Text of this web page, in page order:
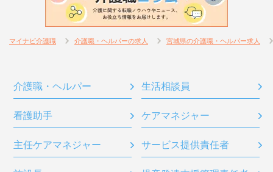
マイナビ介護職 介護職・ヘルパーの求人 宮城県の介護職・ヘルパー求人
介護職・ヘルパー 生活相談員
看護助手 ケアマネジャー
主任ケアマネジャー サービス提供責任者